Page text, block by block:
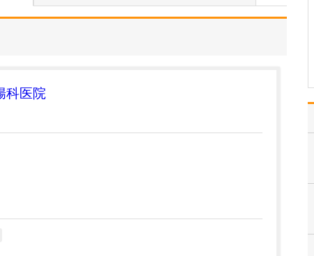
科医院
てきたんです(笑)。 1966
年(昭和4…